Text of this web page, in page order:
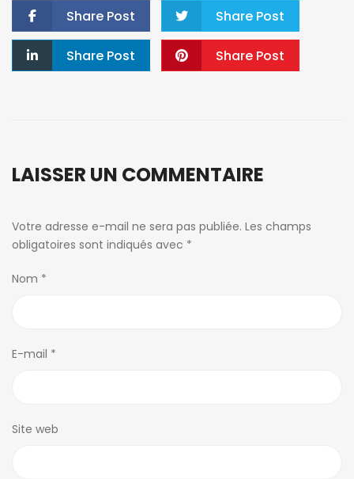
Share Post Share Post
Share Post Share Post
LAISSER UN COMMENTAIRE
Votre adresse e-mail ne sera pas publiée. Les champs
obligatoires sont indiqués avec *
Nom *
E-mail *
Site web